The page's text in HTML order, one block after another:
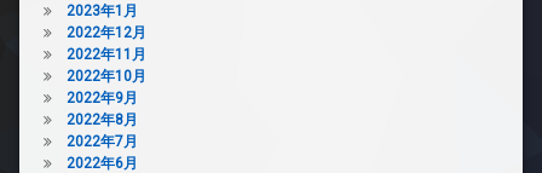
2023年1月
2022年12月
2022年11月
2022年10月
2022年9月
2022年8月
2022年7月
2022年6月